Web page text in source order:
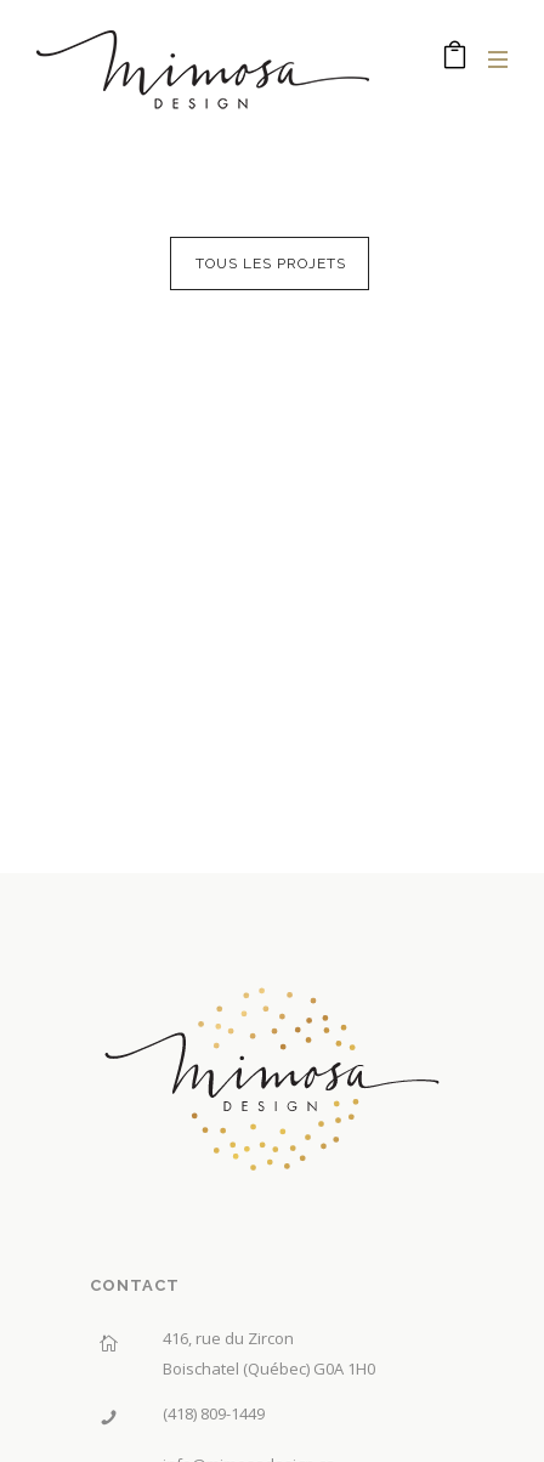
TOUS LES PROJETS
CONTACT
416, rue du Zircon
Boischatel (Québec) G0A 1H0
(418) 809-1449